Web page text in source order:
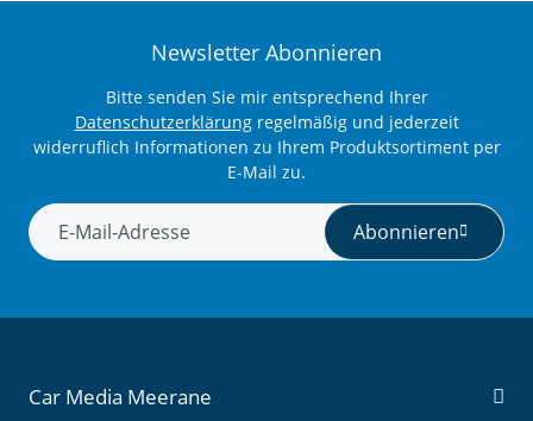
Newsletter Abonnieren
Bitte senden Sie mir entsprechend Ihrer
Datenschutzerklärungregelmäßig und jederzeit
widerruflich Informationen zu Ihrem Produktsortiment per
E-Mail zu.
Abonnieren
Car Media Meerane